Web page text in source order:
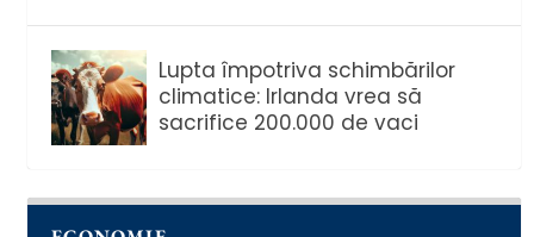
Lupta împotriva schimbărilor
climatice: Irlanda vrea să
sacrifice 200.000 de vaci